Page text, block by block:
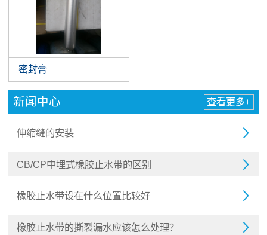
密封膏
新闻中心 查看更多+

伸缩缝的安装

CB/CP中埋式橡胶止水带的区别

橡胶止水带设在什么位置比较好

橡胶止水带的撕裂漏水应该怎么处理？